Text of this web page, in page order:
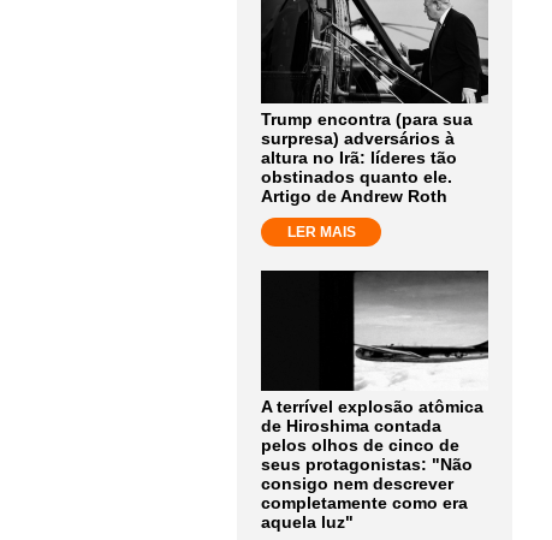
Trump encontra (para sua
surpresa) adversários à
altura no Irã: líderes tão
obstinados quanto ele.
Artigo de Andrew Roth
LER MAIS
A terrível explosão atômica
de Hiroshima contada
pelos olhos de cinco de
seus protagonistas: "Não
consigo nem descrever
completamente como era
aquela luz"